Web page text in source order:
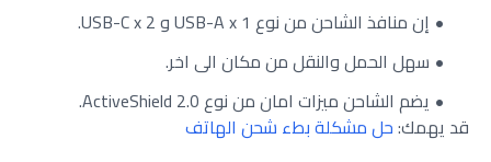
إن منافذ الشاحن من نوع USB-A x 1 و USB-C x 2.
سهل الحمل والنقل من مكان الى اخر.
يضم الشاحن ميزات امان من نوع ActiveShield 2.0.
قد يهمك:حل مشكلة بطء شحن الهاتف